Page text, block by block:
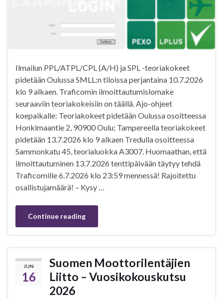
Ilmailun PPL/ATPL/CPL (A/H) ja SPL -teoriakokeet
pidetään Oulussa SMLL:n tiloissa perjantaina 10.7.2026
klo 9 alkaen. Traficomin ilmoittautumislomake
seuraaviin teoriakokeisiin on täällä. Ajo-ohjeet
koepaikalle: Teoriakokeet pidetään Oulussa osoitteessa
Honkimaantie 2, 90900 Oulu; Tampereella teoriakokeet
pidetään 13.7.2026 klo 9 alkaen Tredulla osoitteessa
Sammonkatu 45, teorialuokka A3007. Huomaathan, että
ilmoittautuminen 13.7.2026 tenttipäivään täytyy tehdä
Traficomille 6.7.2026 klo 23:59 mennessä! Rajoitettu
osallistujamäärä! – Kysy …
Continue reading
JUN
16
Suomen Moottorilentäjien
Liitto – Vuosikokouskutsu
2026